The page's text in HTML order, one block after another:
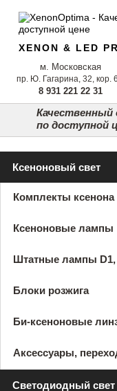
XENON & LED
м. Московская
пр. Ю. Гагарина, 32, кор.
8 931 221 22 31
Качественный
по доступной
Ксеноновый свет
Ксеноновые лампы
Штатные лампы D1,
Блоки розжига
Би-ксеноновые
Аксессуары,
Светодиодный свет
Комплекты ксенона